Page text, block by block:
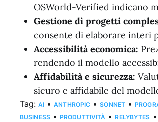
OSWorld-Verified indicano
Gestione di progetti
consente di elaborare interi
Accessibilità economica:
rendendo il modello
Affidabilità e sicurezza:
sicuro e affidabile del
Tag: AI • ANTHROPIC • SONNET •
BUSINESS • PRODUTTIVITÀ • RELYBYTES •